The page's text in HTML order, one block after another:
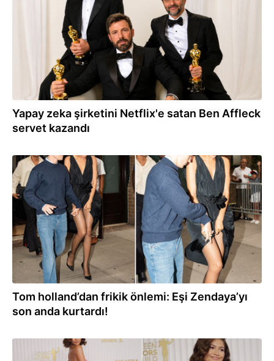
Yapay zeka şirketini Netflix'e satan Ben Affleck
servet kazandı
17.07.2026
Tom holland’dan frikik önlemi: Eşi Zendaya’yı
son anda kurtardı!
16.07.2026